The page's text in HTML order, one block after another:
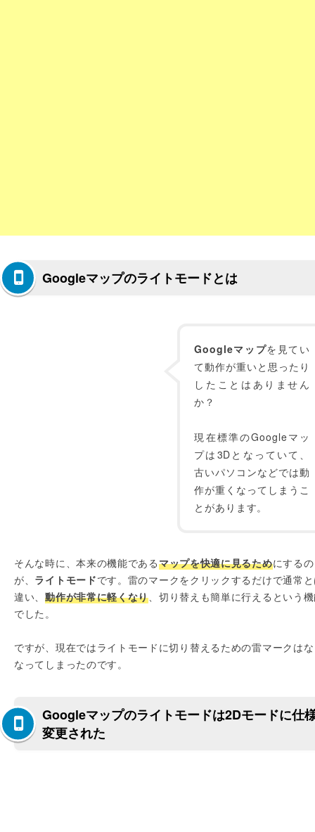
Googleマップのライトモードとは
Googleマップを見てい
て動作が重いと思ったり
したことはありません
か？
現在標準のGoogleマッ
プは3Dとなっていて、
古いパソコンなどでは動
作が重くなってしまうこ
とがあります。
そんな時に、本来の機能であるマップを快適に見るためにするの
が、 ライトモードです。雷のマークをクリックするだけで通常
違い、動作が非常に軽くなり、切り替えも簡単に行えるという
でした。
ですが、現在ではライトモードに切り替えるための雷マークは
なってしまったのです。
Googleマップのライトモードは2Dモードに仕
変更された